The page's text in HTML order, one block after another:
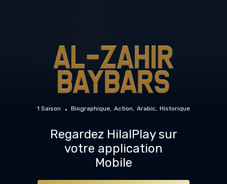
1 Saison Biographique Action Arabic Historique
Regardez HilalPlay sur
votre application
Mobile